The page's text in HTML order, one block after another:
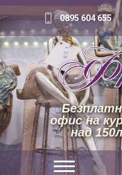
0895 604 655
офис на
над